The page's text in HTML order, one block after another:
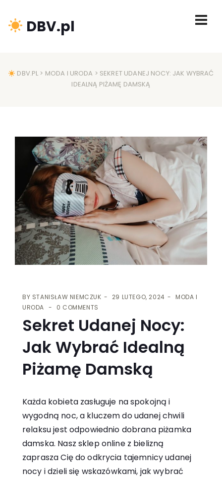
DBV.pl
DBV.PL > MODA I URODA > SEKRET UDANEJ NOCY: JAK WYBRAĆ
IDEALNĄ PIŻAMĘ DAMSKĄ
BY STANISŁAW NIEMCZUK 29 LUTEGO, 2024
MODA I
URODA
0 COMMENTS
Sekret Udanej Nocy:
Jak Wybrać Idealną
Piżamę Damską
Każda kobieta zasługuje na spokojną i
wygodną noc, a kluczem do udanej chwili
relaksu jest odpowiednio dobrana piżamka
damska. Nasz sklep online z bielizną
zaprasza Cię do odkrycia tajemnicy udanej
nocy i dzieli się wskazówkami, jak wybrać